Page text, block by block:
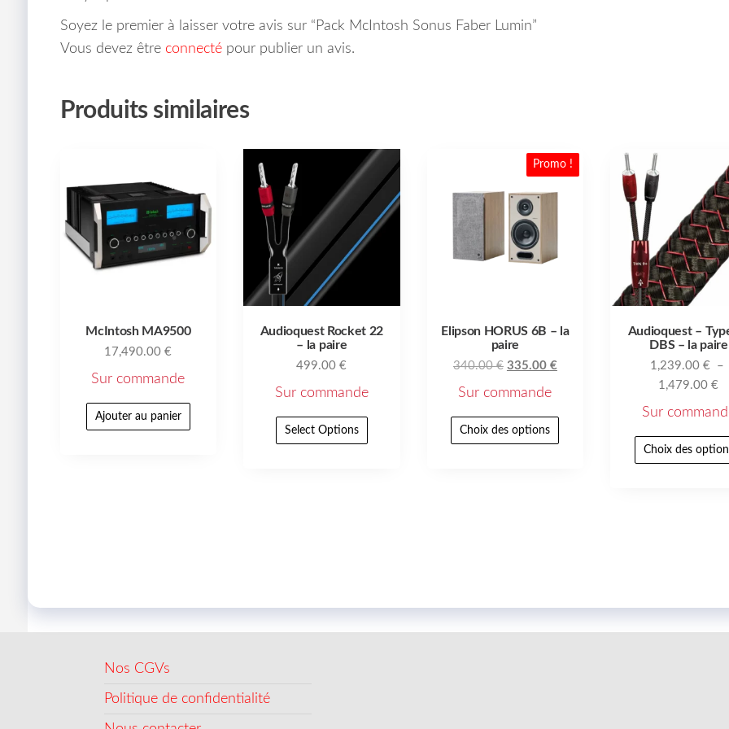
Soyez le premier à laisser votre avis sur “Pack McIntosh Sonus Faber Lumin”
Vous devez être connectépour publier un avis.
Produits similaires
McIntosh MA9500
17,490.00€
Sur commande
Ajouter au panier
Audioquest Rocket 22
– la paire
499.00€
Sur commande
Select Options
Promo !
Elipson HORUS 6B – la
paire
340.00€ 335.00 €
Sur commande
Choix des options
Audioquest –
DBS – la paire
1,239.00 €
–
1,479.00€
Sur
Choix des
Nos CGVs
Politique de confidentialité